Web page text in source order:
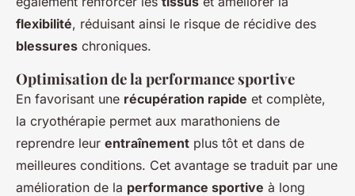
flexibilité, réduisant ainsi le risque de récidive des
blessures chroniques.
Optimisation de la performance sportive
En favorisant une récupération rapide et complète,
la cryothérapie permet aux marathoniens de
reprendre leur entraînement plus tôt et dans de
meilleures conditions. Cet avantage se traduit par une
amélioration de la performance sportive à long